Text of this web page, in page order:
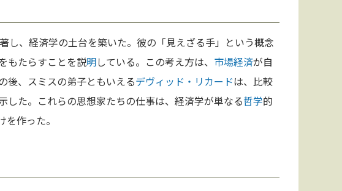
し、経済学の土台を築いた。彼の「見えざる手」という概念
もたらすことを説明している。この考え方は、 市場経済が自
後、スミスの弟子ともいえるデヴィッド・リカードは、比較
した。これらの思想家たちの仕事は、経済学が単なる哲学的
を作った。